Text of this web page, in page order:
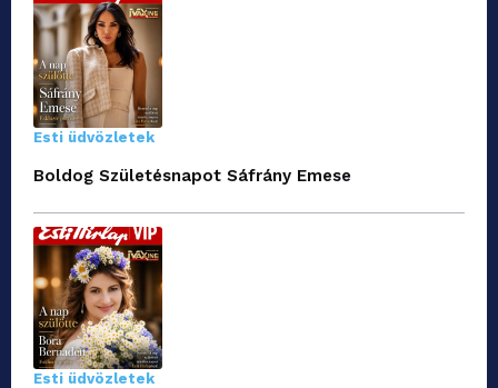
Esti üdvözletek
Boldog Születésnapot Sáfrány Emese
Esti üdvözletek